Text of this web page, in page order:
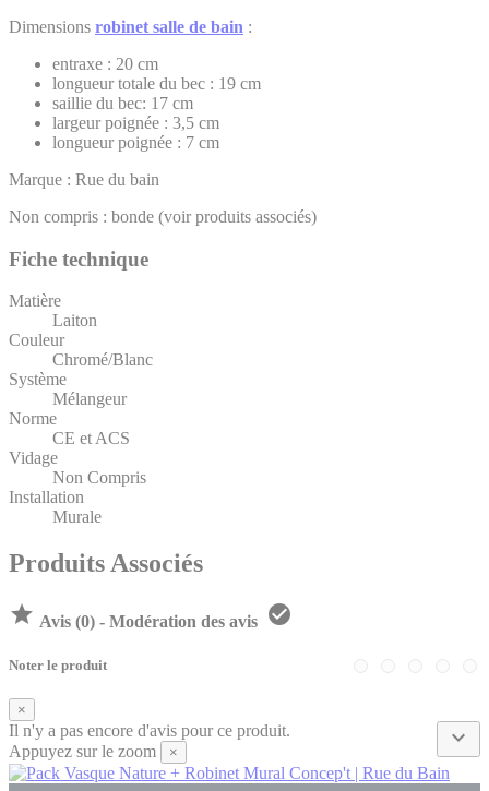
Dimensions robinet salle de bain :
entraxe : 20 cm
longueur totale du bec : 19 cm
saillie du bec: 17 cm
largeur poignée : 3,5 cm
longueur poignée : 7 cm
Marque : Rue du bain
Non compris : bonde (voir produits associés)
Fiche technique
Matière
Laiton
Couleur
Chromé/Blanc
Système
Mélangeur
Norme
CE et ACS
Vidage
Non Compris
Installation
Murale
Produits Associés
 Avis (0) - Modération des avis 
Noter le produit
×

Il n'y a pas encore d'avis pour ce produit.
Appuyez sur le zoom
×